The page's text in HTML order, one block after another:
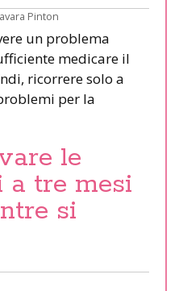
Pinton
un problema
medicare il
ricorrere solo a
per la
le
a tre mesi
si